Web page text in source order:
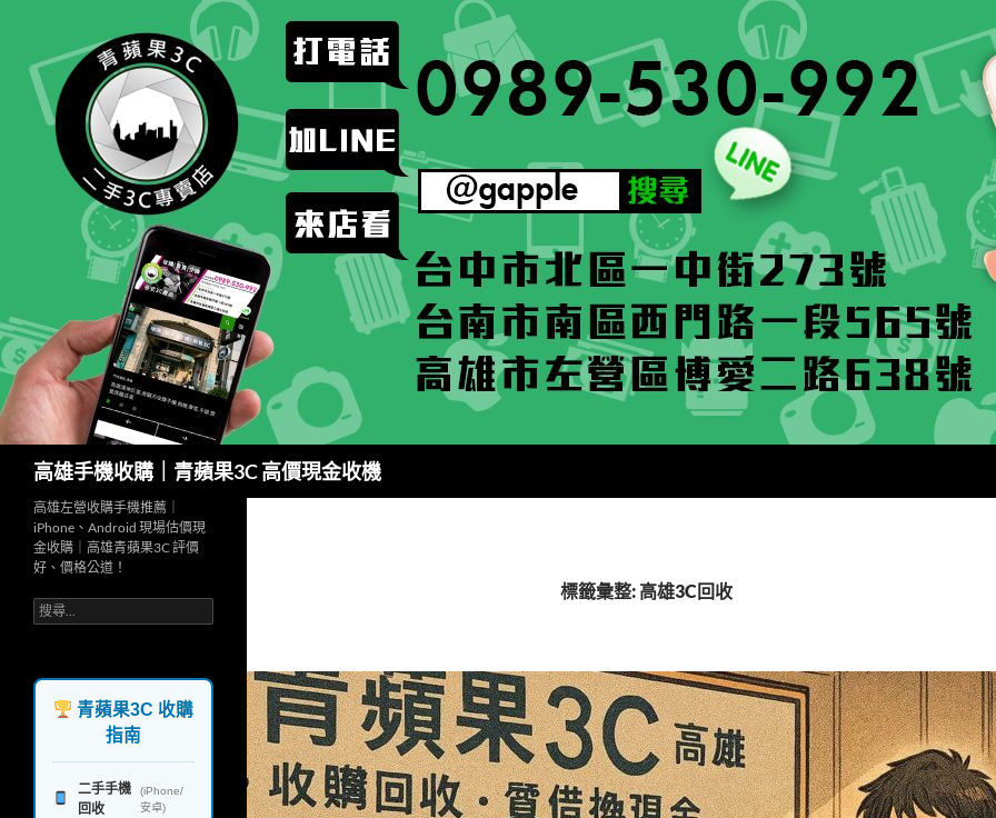
高雄手機收購｜青蘋果3C 高價現金收機
標籤彙整: 高雄3C回收
高雄左營收購手機推薦｜
iPhone、Android 現場估價現
金收購｜高雄青蘋果3C 評價
好、價格公道！
搜
尋
字:
青蘋果3C 收購
指南
二手手機
回收
(iPhone/
安卓)